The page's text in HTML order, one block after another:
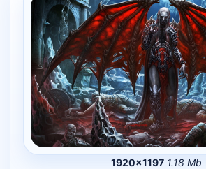
1920×1197 1.18 Mb